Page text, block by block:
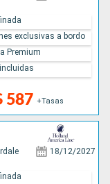
587 +Tasas
exclusivas a bordo
Premium
18/12/2027